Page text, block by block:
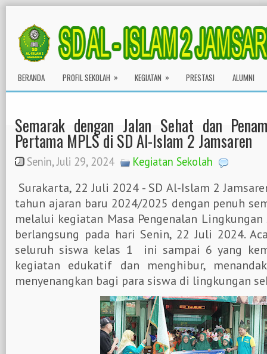
BERANDA PROFIL SEKOLAH » KEGIATAN » PRESTASI ALUMNI
Semarak dengan Jalan Sehat dan
Pertama MPLS di SD Al-Islam 2 Jamsaren
Senin, Juli 29, 2024 Kegiatan Sekolah
Surakarta, 22 Juli 2024 - SD Al-Islam 2
tahun ajaran baru 2024/2025 dengan penuh
melalui kegiatan Masa Pengenalan Lingkungan
berlangsung pada hari Senin, 22 Juli 2024.
seluruh siswa kelas 1 ini sampai 6 yang
kegiatan edukatif dan menghibur,
menyenangkan bagi para siswa di lingkungan